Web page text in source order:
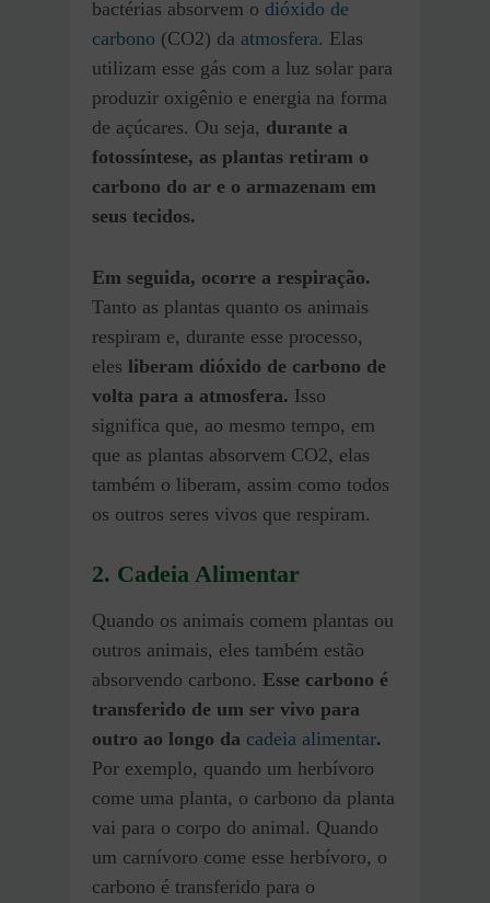
bactérias absorvem o dióxido de
carbono (CO2) da atmosfera. Elas
utilizam esse gás com a luz solar para
produzir oxigênio e energia na forma
de açúcares. Ou seja, durante a
fotossíntese, as plantas retiram o
carbono do ar e o armazenam em
seus tecidos.
Em seguida, ocorre a respiração.
Tanto as plantas quanto os animais
respiram e, durante esse processo,
eles liberam dióxido de carbono de
volta para a atmosfera. Isso
significa que, ao mesmo tempo, em
que as plantas absorvem CO2, elas
também o liberam, assim como todos
os outros seres vivos que respiram.
2. Cadeia Alimentar
Quando os animais comem plantas ou
outros animais, eles também estão
absorvendo carbono. Esse carbono é
transferido de um ser vivo para
outro ao longo da cadeia alimentar.
Por exemplo, quando um herbívoro
come uma planta, o carbono da planta
vai para o corpo do animal. Quando
um carnívoro come esse herbívoro, o
carbono é transferido para o